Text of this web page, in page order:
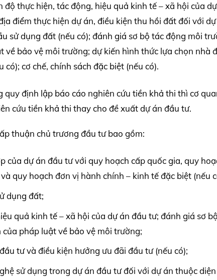
độ thực hiện, tác động, hiệu quả kinh tế – xã hội của
điểm thực hiện dự án, điều kiện thu hồi đất đối với
sử dụng đất (nếu có); đánh giá sơ bộ tác động môi
về bảo vệ môi trường; dự kiến hình thức lựa chọn nhà
có); cơ chế, chính sách đặc biệt (nếu có).
định lập báo cáo nghiên cứu tiền khả thi thì cơ
cứu tiền khả thi thay cho đề xuất dự án đầu tư.
thuận chủ trương đầu tư bao gồm:
của dự án đầu tư với quy hoạch cấp quốc gia, quy
quy hoạch đơn vị hành chính – kinh tế đặc biệt (nếu
dụng đất;
quả kinh tế – xã hội của dự án đầu tư; đánh giá sơ
của pháp luật về bảo vệ môi trường;
tư và điều kiện hưởng ưu đãi đầu tư (nếu có);
sử dụng trong dự án đầu tư đối với dự án thuộc